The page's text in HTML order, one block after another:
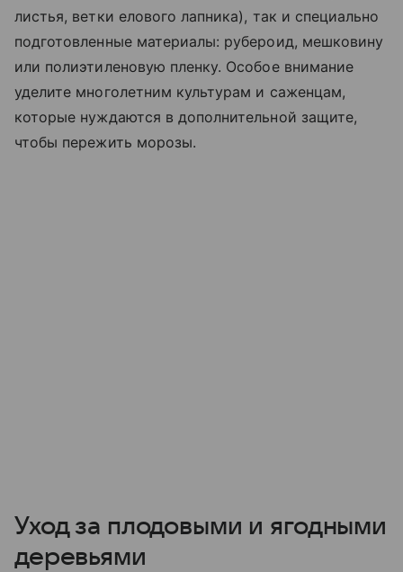
листья, ветки елового лапника), так и специально
подготовленные материалы: рубероид, мешковину
или полиэтиленовую пленку. Особое внимание
уделите многолетним культурам и саженцам,
которые нуждаются в дополнительной защите,
чтобы пережить морозы.
Уход за плодовыми и ягодными
деревьями